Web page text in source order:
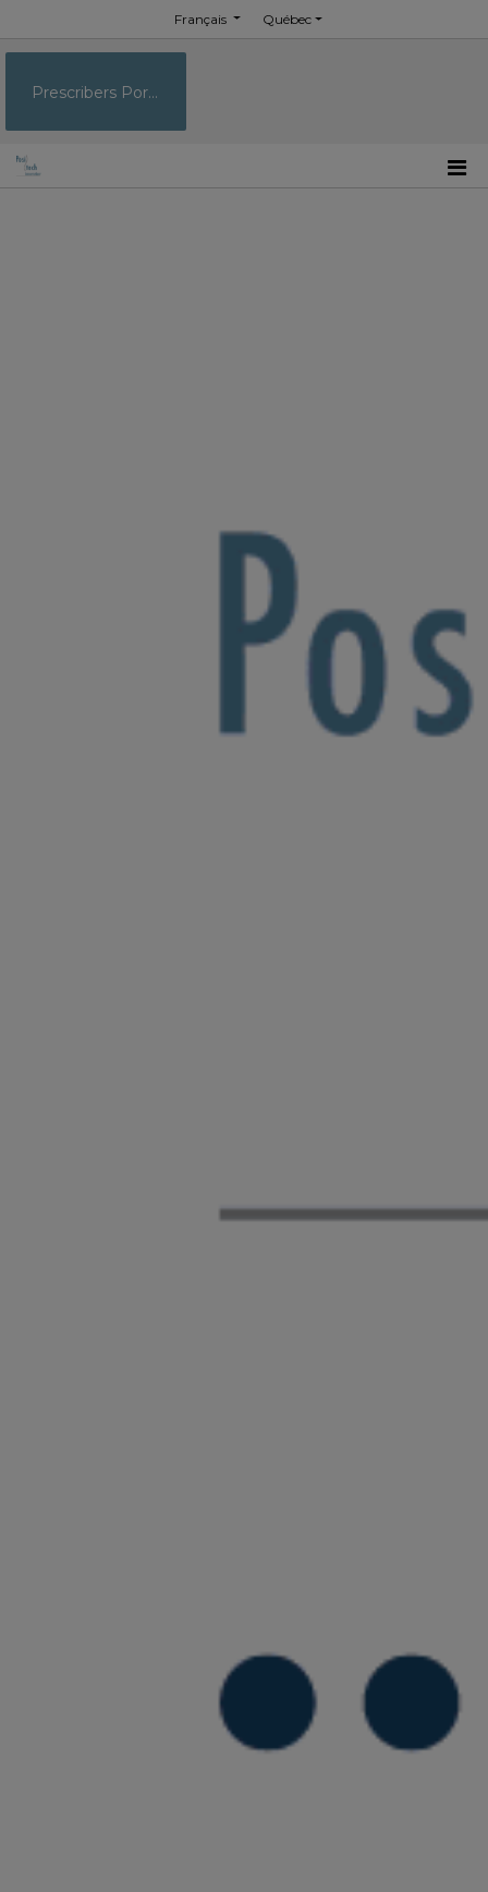
Français Québec
Prescribers Portal